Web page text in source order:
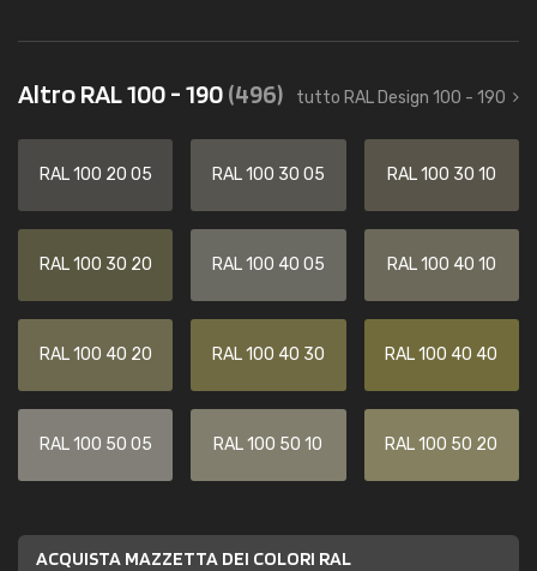
Altro RAL 100 - 190(496) tutto RAL Design 100 - 190
RAL 100 20 05 RAL 100 30 05 RAL 100 30 10
RAL 100 30 20 RAL 100 40 05 RAL 100 40 10
RAL 100 40 20 RAL 100 40 30 RAL 100 40 40
RAL 100 50 05 RAL 100 50 10 RAL 100 50 20
ACQUISTA MAZZETTA DEI COLORI RAL